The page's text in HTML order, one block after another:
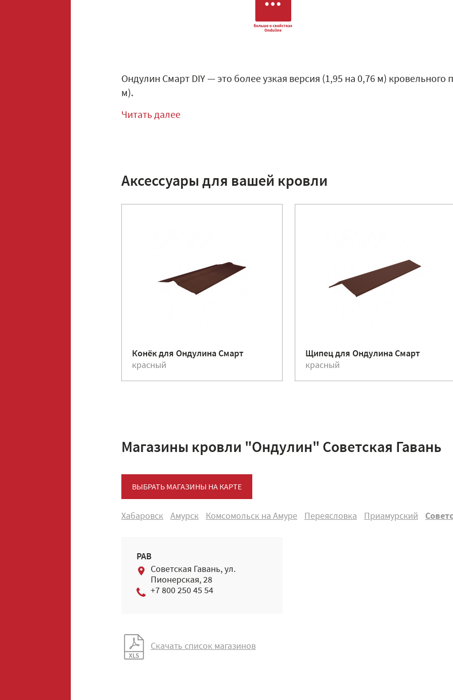
Ондулин Смарт DIY — это более узкая версия (1,95 на 0,76 м) кровельного
м).
Читать далее
Аксессуары для вашей кровли
Конёк для Ондулина Смарт
красный
Щипец для Ондулина Смарт
красный
Магазины кровли "Ондулин" Советская Гавань
ВЫБРАТЬ МАГАЗИНЫ НА КАРТЕ
Хабаровск Амурск Комсомольск на Амуре Переясловка Приамурский
РАВ
Советская Гавань, ул.
Пионерская, 28
+7 800 250 45 54
Скачать список магазинов